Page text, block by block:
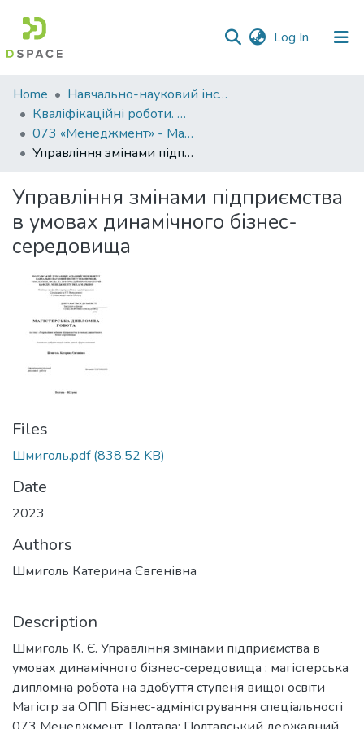
Log In (current)
Communities
&
Collections
All of DSpace
Statistics
Home
Навчально-науковий інститут економіки, управління, права та інформаційних технологій
Кваліфікаційні роботи. ННІ економіки, управління, права та ІТ
073 «Менеджмент» - Магістри 2023-2024
Управління змінами підприємства в умовах динамічного бізнес-середовища
Управління змінами підприємства
в умовах динамічного бізнес-
середовища
Files
Шмиголь.pdf(838.52 KB)
Date
2023
Authors
Шмиголь Катерина Євгенівна
Description
Шмиголь К. Є. Управління змінами підприємства в
умовах динамічного бізнес-середовища : магістерська
дипломна робота на здобуття ступеня вищої освіти
Магістр за ОПП Бізнес-адміністрування спеціальності